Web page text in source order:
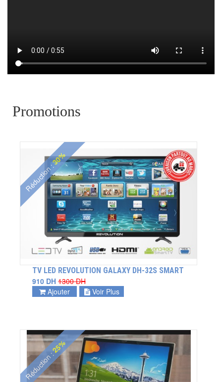
Promotions
Réduction :
30%
TV LED REVOLUTION GALAXY DH-32S SMART
910 DH 1300 DH
Ajouter
Voir Plus
Réduction :
25%